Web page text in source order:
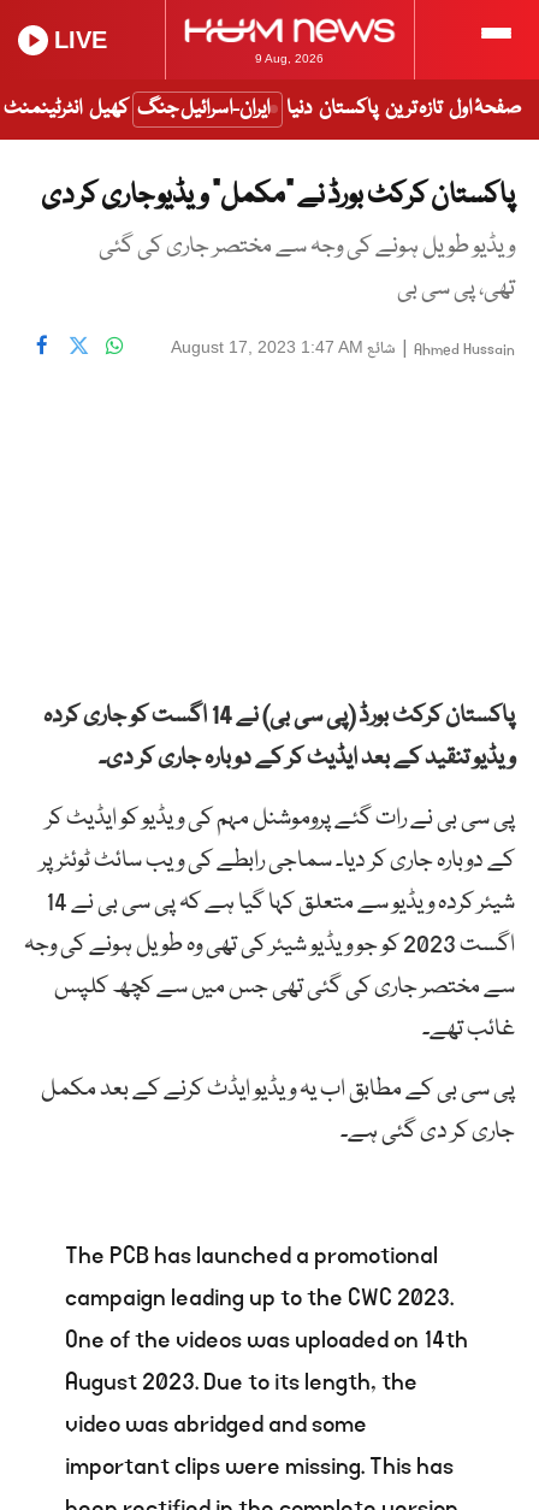
9 Aug, 2026
LIVE
صفحۂ اول تازہ ترین پاکستان دنیا ایران-اسرائیل جنگ کھیل انٹرٹینمنٹ
پاکستان کرکٹ بورڈ نے “مکمل” ویڈیو جاری کر دی
ویڈیو طویل ہونے کی وجہ سے مختصر جاری کی گئی
تھی، پی سی بی
Ahmed Hussain
| شائع August 17, 2023 1:47 AM
پاکستان کرکٹ بورڈ (پی سی بی) نے 14 اگست کو جاری کردہ
ویڈیو تنقید کے بعد ایڈیٹ کر کے دوبارہ جاری کر دی۔
پی سی بی نے رات گئے پروموشنل مہم کی ویڈیو کو ایڈیٹ کر
کے دوبارہ جاری کر دیا۔ سماجی رابطے کی ویب سائٹ ٹوئٹر پر
شیئر کردہ ویڈیو سے متعلق کہا گیا ہے کہ پی سی بی نے 14
اگست 2023 کو جو ویڈیو شیئر کی تھی وہ طویل ہونے کی وجہ
سے مختصر جاری کی گئی تھی جس میں سے کچھ کلپس
غائب تھے۔
پی سی بی کے مطابق اب یہ ویڈیو ایڈٹ کرنے کے بعد مکمل
جاری کر دی گئی ہے۔
The PCB has launched a promotional
campaign leading up to the CWC 2023.
One of the videos was uploaded on 14th
August 2023. Due to its length, the
video was abridged and some
important clips were missing. This has